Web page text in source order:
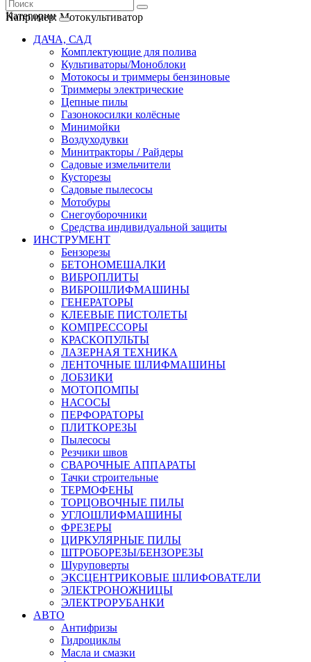
Например:Мотокультиватор
Категории
ДАЧА, САД
Комплектующие для полива
Культиваторы/Моноблоки
Мотокосы и триммеры бензиновые
Триммеры электрические
Цепные пилы
Газонокосилки колёсные
Минимойки
Воздуходувки
Минитракторы / Райдеры
Садовые измельчители
Кусторезы
Садовые пылесосы
Мотобуры
Снегоуборочники
Средства индивидуальной защиты
ИНСТРУМЕНТ
Бензорезы
БЕТОНОМЕШАЛКИ
ВИБРОПЛИТЫ
ВИБРОШЛИФМАШИНЫ
ГЕНЕРАТОРЫ
КЛЕЕВЫЕ ПИСТОЛЕТЫ
КОМПРЕССОРЫ
КРАСКОПУЛЬТЫ
ЛАЗЕРНАЯ ТЕХНИКА
ЛЕНТОЧНЫЕ ШЛИФМАШИНЫ
ЛОБЗИКИ
МОТОПОМПЫ
НАСОСЫ
ПЕРФОРАТОРЫ
ПЛИТКОРЕЗЫ
Пылесосы
Резчики швов
СВАРОЧНЫЕ АППАРАТЫ
Тачки строительные
ТЕРМОФЕНЫ
ТОРЦОВОЧНЫЕ ПИЛЫ
УГЛОШЛИФМАШИНЫ
ФРЕЗЕРЫ
ЦИРКУЛЯРНЫЕ ПИЛЫ
ШТРОБОРЕЗЫ/БЕНЗОРЕЗЫ
Шуруповерты
ЭКСЦЕНТРИКОВЫЕ ШЛИФОВАТЕЛИ
ЭЛЕКТРОНОЖНИЦЫ
ЭЛЕКТРОРУБАНКИ
АВТО
Антифризы
Гидроциклы
Масла и смазки